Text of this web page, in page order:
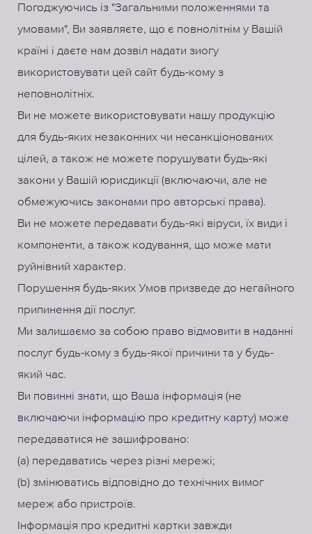
Погоджуючись із "Загальними положеннями та
умовами", Ви заявляєте, що є повнолітнім у Вашій
країні і даєте нам дозвіл надати зиогу
використовувати цей сайт будь-кому з
неповнолітніх.
Ви не можете використовувати нашу продукцію
для будь-яких незаконних чи несанкціонованих
цілей, а також не можете порушувати будь-які
закони у Вашій юрисдикції (включаючи, але не
обмежуючись законами про авторські права).
Ви не можете передавати будь-які віруси, їх види і
компоненти, а також кодування, що може мати
руйнівний характер.
Порушення будь-яких Умов призведе до негайного
припинення дії послуг.
Ми залишаємо за собою право відмовити в наданні
послуг будь-кому з будь-якої причини та у будь-
який час.
Ви повинні знати, що Ваша інформація (не
включаючи інформацію про кредитну карту) може
передаватися не зашифровано:
(а) передаватись через різні мережі;
(b) змінюватись відповідно до технічних вимог
мереж або пристроїв.
Інформація про кредитні картки завжди